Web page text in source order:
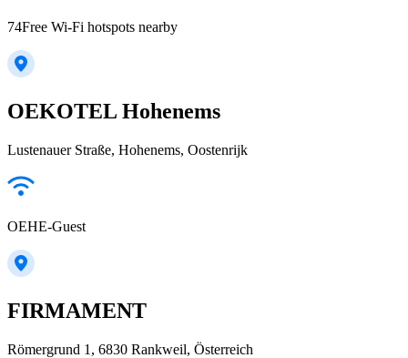
74Free Wi-Fi hotspots nearby
OEKOTEL Hohenems
Lustenauer Straße, Hohenems, Oostenrijk
OEHE-Guest
FIRMAMENT
Römergrund 1, 6830 Rankweil, Österreich